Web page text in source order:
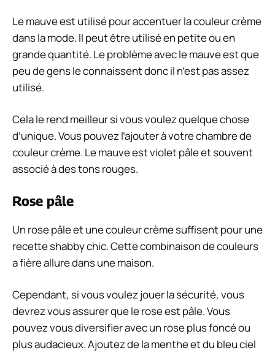
Le mauve est utilisé pour accentuer la couleur crème
dans la mode. Il peut être utilisé en petite ou en
grande quantité. Le problème avec le mauve est que
peu de gens le connaissent donc il n’est pas assez
utilisé.
Cela le rend meilleur si vous voulez quelque chose
d’unique. Vous pouvez l’ajouter à votre chambre de
couleur crème. Le mauve est violet pâle et souvent
associé à des tons rouges.
Rose pâle
Un rose pâle et une couleur crème suffisent pour une
recette shabby chic. Cette combinaison de couleurs
a fière allure dans une maison.
Cependant, si vous voulez jouer la sécurité, vous
devrez vous assurer que le rose est pâle. Vous
pouvez vous diversifier avec un rose plus foncé ou
plus audacieux. Ajoutez de la menthe et du bleu ciel